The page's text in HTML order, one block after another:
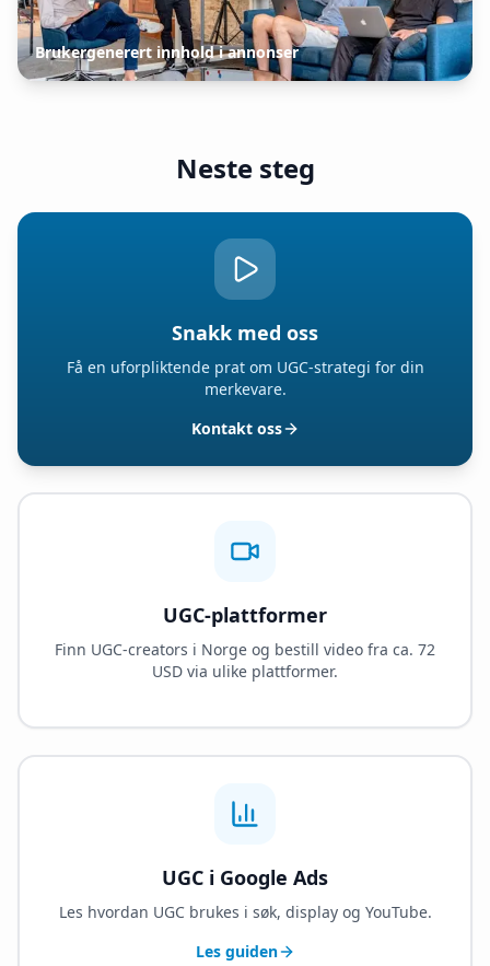
Brukergenerert innhold i annonser
Neste steg
Snakk med oss
Få en uforpliktende prat om UGC-strategi for din
merkevare.
Kontakt oss
UGC-plattformer
Finn UGC-creators i Norge og bestill video fra ca. 72
USD via ulike plattformer.
UGC i Google Ads
Les hvordan UGC brukes i søk, display og YouTube.
Les guiden